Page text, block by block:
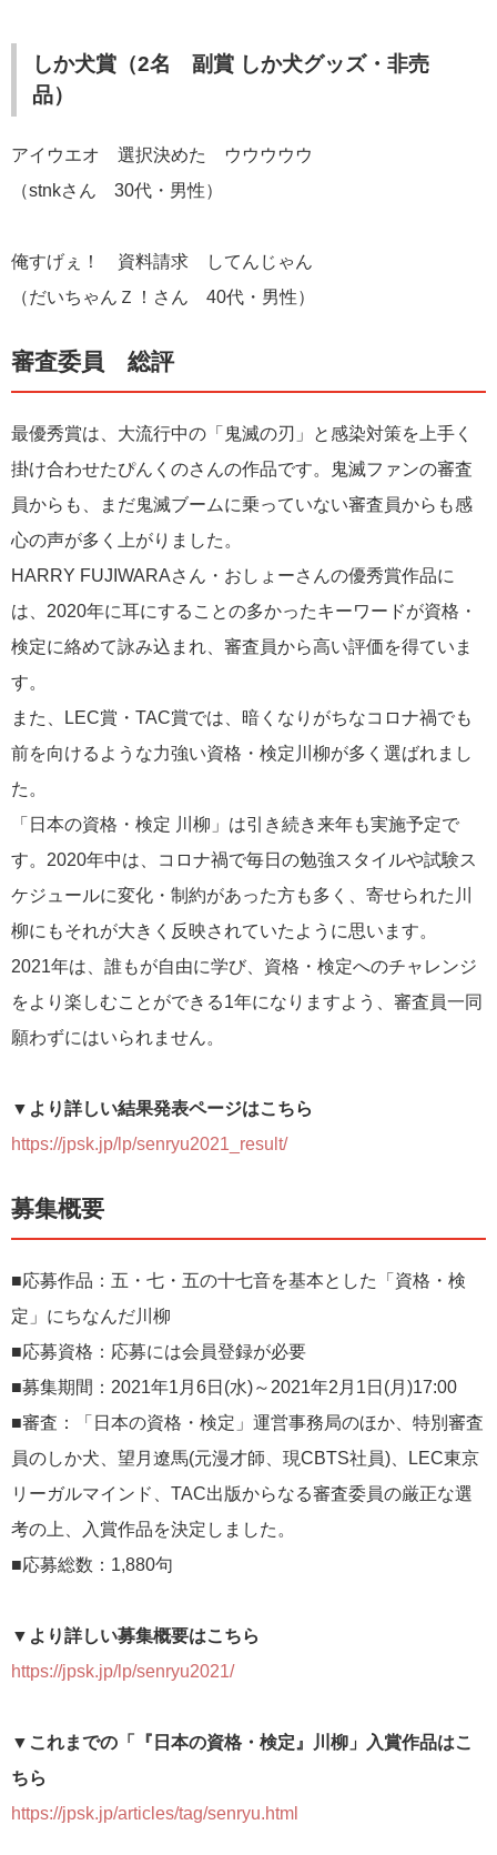
しか犬賞（2名 副賞 しか犬グッズ・非売
品）
アイウエオ 選択決めた ウウウウウ
（stnkさん 30代・男性）
俺すげぇ！ 資料請求 してんじゃん
（だいちゃんＺ！さん 40代・男性）
審査委員 総評
最優秀賞は、大流行中の「鬼滅の刃」と感染対策を上手く
掛け合わせたぴんくのさんの作品です。鬼滅ファンの審査
員からも、まだ鬼滅ブームに乗っていない審査員からも感
心の声が多く上がりました。
HARRY FUJIWARAさん・おしょーさんの優秀賞作品に
は、2020年に耳にすることの多かったキーワードが資格・
検定に絡めて詠み込まれ、審査員から高い評価を得ていま
す。
また、LEC賞・TAC賞では、暗くなりがちなコロナ禍でも
前を向けるような力強い資格・検定川柳が多く選ばれまし
た。
「日本の資格・検定 川柳」は引き続き来年も実施予定で
す。2020年中は、コロナ禍で毎日の勉強スタイルや試験ス
ケジュールに変化・制約があった方も多く、寄せられた川
柳にもそれが大きく反映されていたように思います。
2021年は、誰もが自由に学び、資格・検定へのチャレンジ
をより楽しむことができる1年になりますよう、審査員一同
願わずにはいられません。
▼より詳しい結果発表ページはこちら
https://jpsk.jp/lp/senryu2021_result/
募集概要
■応募作品：五・七・五の十七音を基本とした「資格・検
定」にちなんだ川柳
■応募資格：応募には会員登録が必要
■募集期間：2021年1月6日(水)～2021年2月1日(月)17:00
■審査：「日本の資格・検定」運営事務局のほか、特別審査
員のしか犬、望月遼馬(元漫才師、現CBTS社員)、LEC東京
リーガルマインド、TAC出版からなる審査委員の厳正な選
考の上、入賞作品を決定しました。
■応募総数：1,880句
▼より詳しい募集概要はこちら
https://jpsk.jp/lp/senryu2021/
▼これまでの「『日本の資格・検定』川柳」入賞作品はこ
ちら
https://jpsk.jp/articles/tag/senryu.html